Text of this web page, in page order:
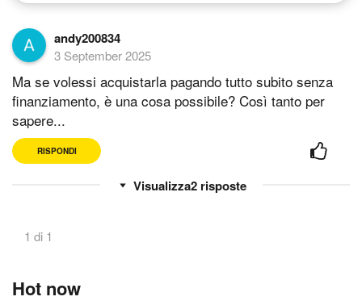
andy200834
3 September 2025
Ma se volessi acquistarla pagando tutto subito senza
finanziamento, è una cosa possibile? Così tanto per
sapere...
RISPONDI
2risposte
1 di 1
Hot now